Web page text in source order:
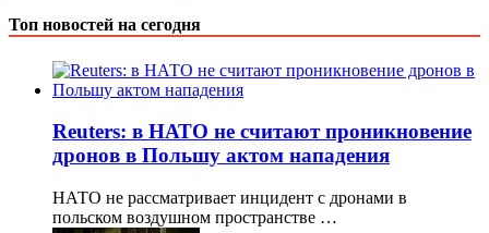
Топ новостей на сегодня
Reuters: в НАТО не считают проникновение
дронов в Польшу актом нападения
НАТО не рассматривает инцидент с дронами в
польском воздушном пространстве …